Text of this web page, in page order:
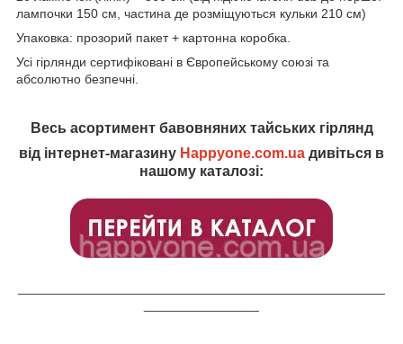
лампочки 150 см, частина де розміщуються кульки 210 см)
Упаковка: прозорий пакет + картонна коробка.
Усі гірлянди сертифіковані в Європейському союзі та
абсолютно безпечні.
Весь асортимент бавовняних тайських гірлянд
від інтернет-магазину Happyone.com.ua дивіться в
нашому каталозі: